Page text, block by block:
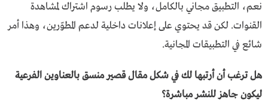
نعم، التطبيق مجاني بالكامل، ولا يطلب رسوم اشتراك لمشاهدة
القنوات. لكن قد يحتوي على إعلانات داخلية لدعم المطوّرين، وهذا أمر
شائع في التطبيقات المجانية.
هل ترغب أن أرتبها لك في شكل مقال قصير منسق بالعناوين الفرعية
ليكون جاهز للنشر مباشرة؟